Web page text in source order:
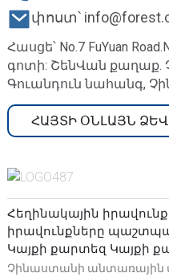
փոստ՝
Հասցե՝ No.7 FuYuan
գոտի: ՇենՎան քաղաք.
Գուանդուն նահանգ,
ՀԱՅՏԻ ՕՆԼԱՅՆ ՁԵՎ
Հեղինակային իրավունք
իրավունքները
Կայքի քարտեզ Կայքի
Չինաստանի անտառային